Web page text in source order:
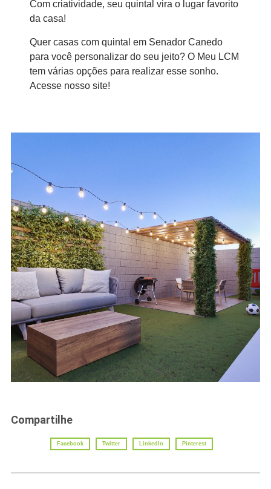
Com criatividade, seu quintal vira o lugar favorito
da casa!
Quer casas com quintal em Senador Canedo
para você personalizar do seu jeito? O Meu LCM
tem várias opções para realizar esse sonho.
Acesse nosso site!
Compartilhe
Facebook Twitter LinkedIn Pinterest